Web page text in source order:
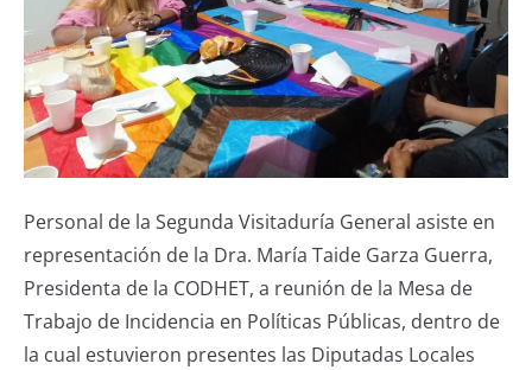
Personal de la Segunda Visitaduría General asiste en
representación de la Dra. María Taide Garza Guerra,
Presidenta de la CODHET, a reunión de la Mesa de
Trabajo de Incidencia en Políticas Públicas, dentro de
la cual estuvieron presentes las Diputadas Locales